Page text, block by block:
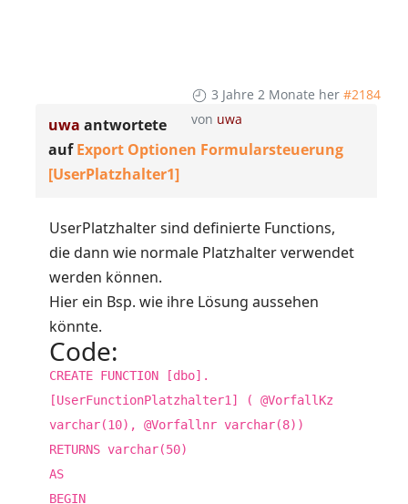
3 Jahre 2 Monate her #2184
von uwa
uwa antwortete
aufExport Optionen Formularsteuerung
[UserPlatzhalter1]
UserPlatzhalter sind definierte Functions,
die dann wie normale Platzhalter verwendet
werden können.
Hier ein Bsp. wie ihre Lösung aussehen
könnte.
Code:
CREATE FUNCTION [dbo].
[UserFunctionPlatzhalter1] ( @VorfallKz
varchar(10), @Vorfallnr varchar(8))
RETURNS varchar(50)
AS
BEGIN